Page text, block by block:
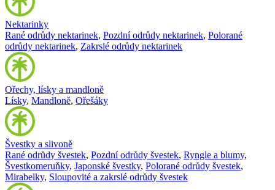
Nektarinky
Rané odrůdy nektarinek, Pozdní odrůdy nektarinek, Polorané
odrůdy nektarinek, Zakrslé odrůdy nektarinek
Ořechy, lísky a mandloně
Lísky, Mandloně, Ořešáky
Švestky a slivoně
Rané odrůdy švestek, Pozdní odrůdy švestek, Ryngle a blumy,
Švestkomeruňky, Japonské švestky, Polorané odrůdy švestek,
Mirabelky, Sloupovité a zakrslé odrůdy švestek